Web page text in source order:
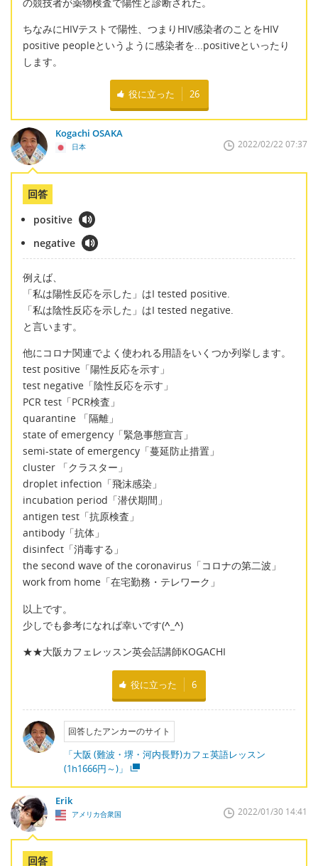
ちなみにHIVテストで陽性、つまりHIV感染者のことをHIV
positive peopleというように感染者を...positiveといったり
します。
役に立った 26
Kogachi OSAKA
日本 2022/02/22 07:37
回答
positive
negative
例えば、
「私は陽性反応を示した」はI tested positive.
「私は陰性反応を示した」はI tested negative.
と言います。
他にコロナ関連でよく使われる用語をいくつか列挙します。
test positive「陽性反応を示す」
test negative「陰性反応を示す」
PCR test「PCR検査」
quarantine 「隔離」
state of emergency「緊急事態宣言」
semi-state of emergency「蔓延防止措置」
cluster 「クラスター」
droplet infection「飛沫感染」
incubation period「潜伏期間」
antigen test「抗原検査」
antibody「抗体」
disinfect「消毒する」
the second wave of the coronavirus「コロナの第二波」
work from home「在宅勤務・テレワーク」
以上です。
少しでも参考になれば幸いです(^_^)
★★大阪カフェレッスン英会話講師KOGACHI
役に立った 6
回答したアンカーのサイト
「大阪 (難波・堺・河内長野)カフェ英語レッスン
(1h1666円～)」
Erik
アメリカ合衆国 2022/01/30 14:41
回答